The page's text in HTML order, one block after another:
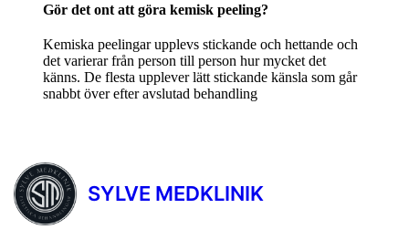
Gör det ont att göra kemisk peeling?
Kemiska peelingar upplevs stickande och hettande och
det varierar från person till person hur mycket det
känns. De flesta upplever lätt stickande känsla som går
snabbt över efter avslutad behandling
SYLVE MEDKLINIK